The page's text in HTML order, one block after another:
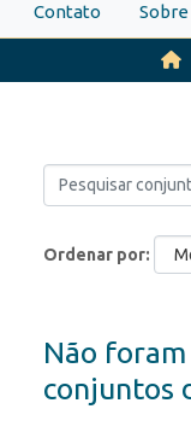
Contato
Ordenar por
Não
conjuntos